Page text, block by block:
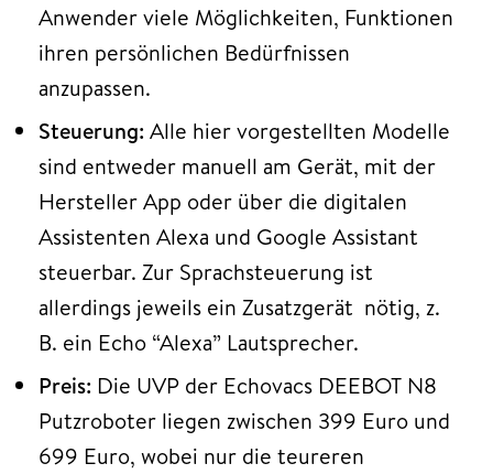
Anwenderviele Möglichkeiten, Funktionen
ihren persönlichen Bedürfnissen
anzupassen.
Steuerung: Alle hier vorgestellten Modelle
sind entweder manuell am Gerät, mit der
Hersteller App oder über die digitalen
Assistenten Alexa und Google Assistant
steuerbar. Zur Sprachsteuerung ist
allerdings jeweils ein Zusatzgerät nötig, z.
B. ein Echo “Alexa” Lautsprecher.
Preis: Die UVP der Echovacs DEEBOT N8
Putzroboter liegen zwischen 399 Euro und
699 Euro, wobei nur die teureren